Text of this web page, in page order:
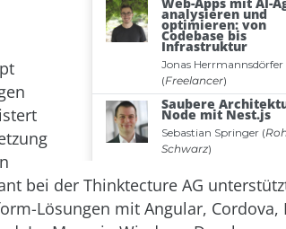
bei der Thinktecture AG
Lösungen mit Angular, Cordova,